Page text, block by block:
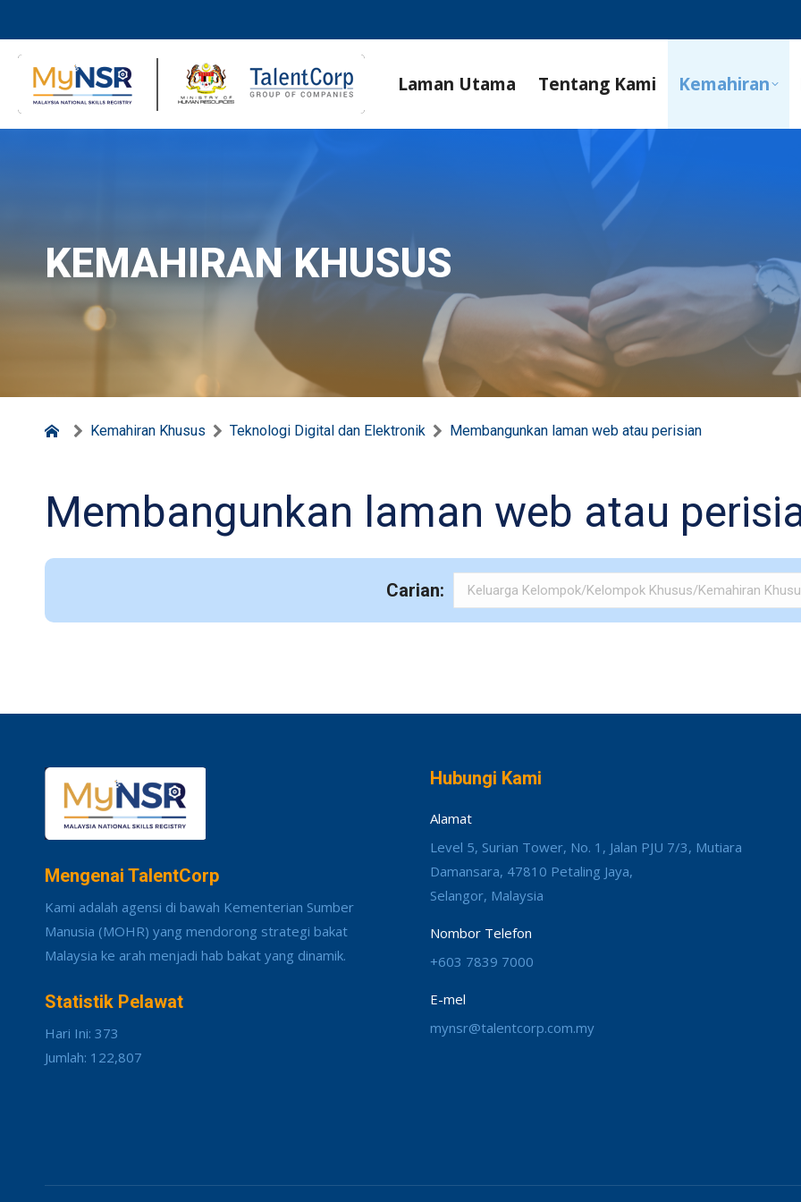
Laman Utama Tentang Kami Kemahiran
KEMAHIRAN KHUSUS
Kemahiran Khusus Teknologi Digital dan Elektronik Membangunkan laman web atau perisian
Membangunkan laman web atau
Carian:
Mengenai TalentCorp
Kami adalah agensi di bawah Kementerian Sumber
Manusia (MOHR) yang mendorong strategi bakat
Malaysia ke arah menjadi hab bakat yang dinamik.
Statistik Pelawat
Hari Ini: 373
Jumlah: 122,807
Hubungi Kami
Alamat
Level 5, Surian Tower, No. 1, Jalan PJU 7/3, Mutiara
Damansara, 47810 Petaling Jaya,
Selangor, Malaysia
Nombor Telefon
+603 7839 7000
E-mel
mynsr@talentcorp.com.my